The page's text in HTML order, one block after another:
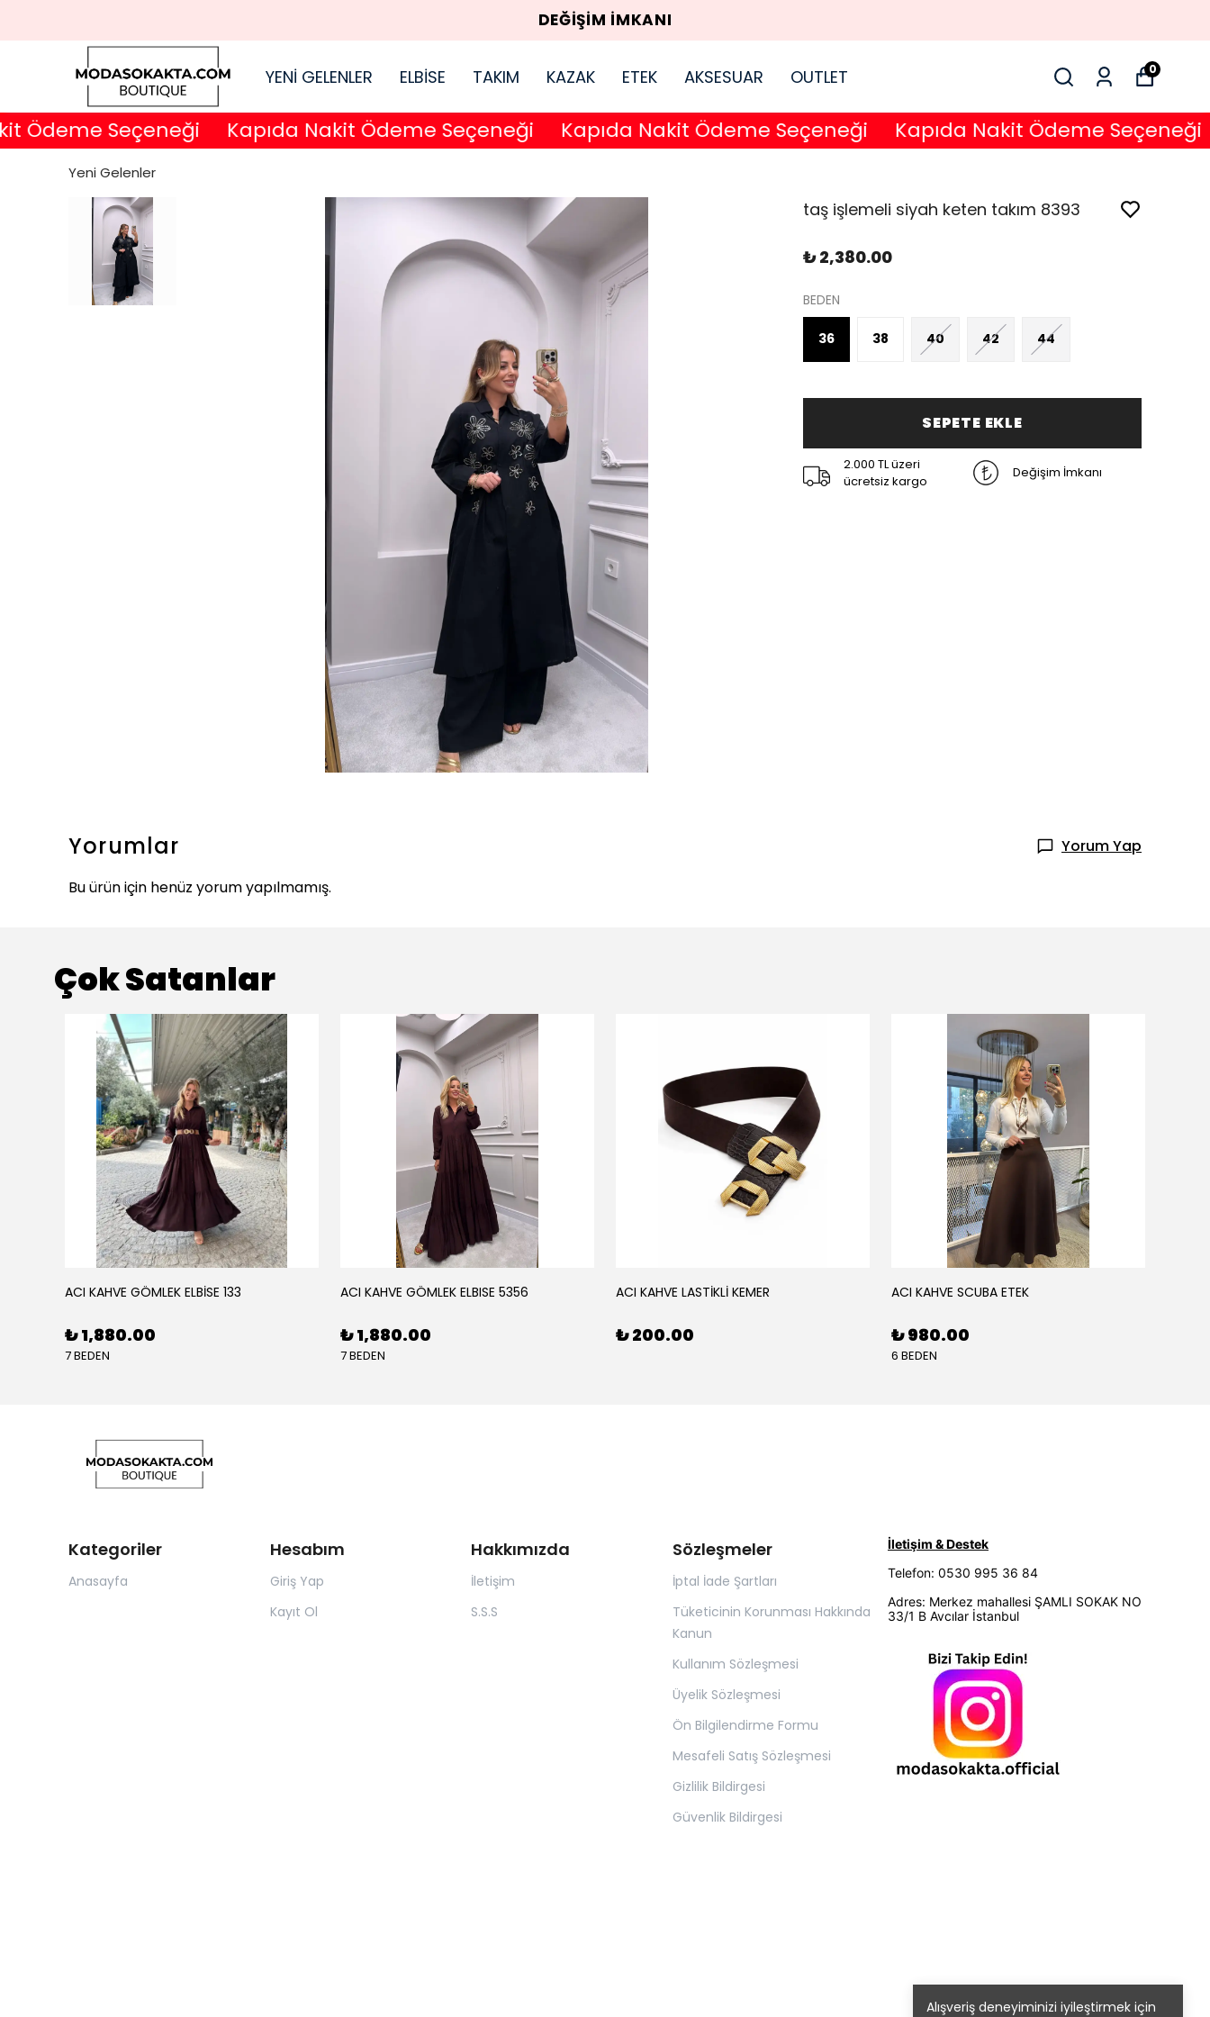
DEĞİŞİM İMKANI
YENİ GELENLER ELBİSE TAKIM KAZAK ETEK AKSESUAR OUTLET 0
Alışveriş deneyiminizi iyileştirmek için
Seçeneği Kapıda Nakit Ödeme Seçeneği Kapıda Nakit Ödeme Seçeneği Kapıda Nakit Ödeme Seçeneği
Yeni Gelenler
taş işlemeli siyah keten takım 8393
₺ 2,380.00
BEDEN
36 38 40 42 44
SEPETE EKLE
2.000 TL üzeri
ücretsiz kargo
Değişim İmkanı
Yorumlar
Yorum Yap
Bu ürün için henüz yorum yapılmamış.
Çok Satanlar
ACI KAHVE GÖMLEK ELBİSE 133
₺ 1,880.00
7 BEDEN
ACI KAHVE GÖMLEK ELBISE 5356
₺ 1,880.00
7 BEDEN
ACI KAHVE LASTİKLİ KEMER
₺ 200.00
ACI KAHVE SCUBA ETEK
₺ 980.00
6 BEDEN
Kategoriler
Anasayfa
Hesabım
Giriş Yap
Kayıt Ol
Hakkımızda
İletişim
S.S.S
Sözleşmeler
İptal İade Şartları
Tüketicinin Korunması Hakkında
Kanun
Kullanım Sözleşmesi
Üyelik Sözleşmesi
Ön Bilgilendirme Formu
Mesafeli Satış Sözleşmesi
Gizlilik Bildirgesi
Güvenlik Bildirgesi
İletişim & Destek
Telefon: 0530 995 36 84
Adres: Merkez mahallesi ŞAMLI SOKAK NO
33/1 B Avcılar İstanbul